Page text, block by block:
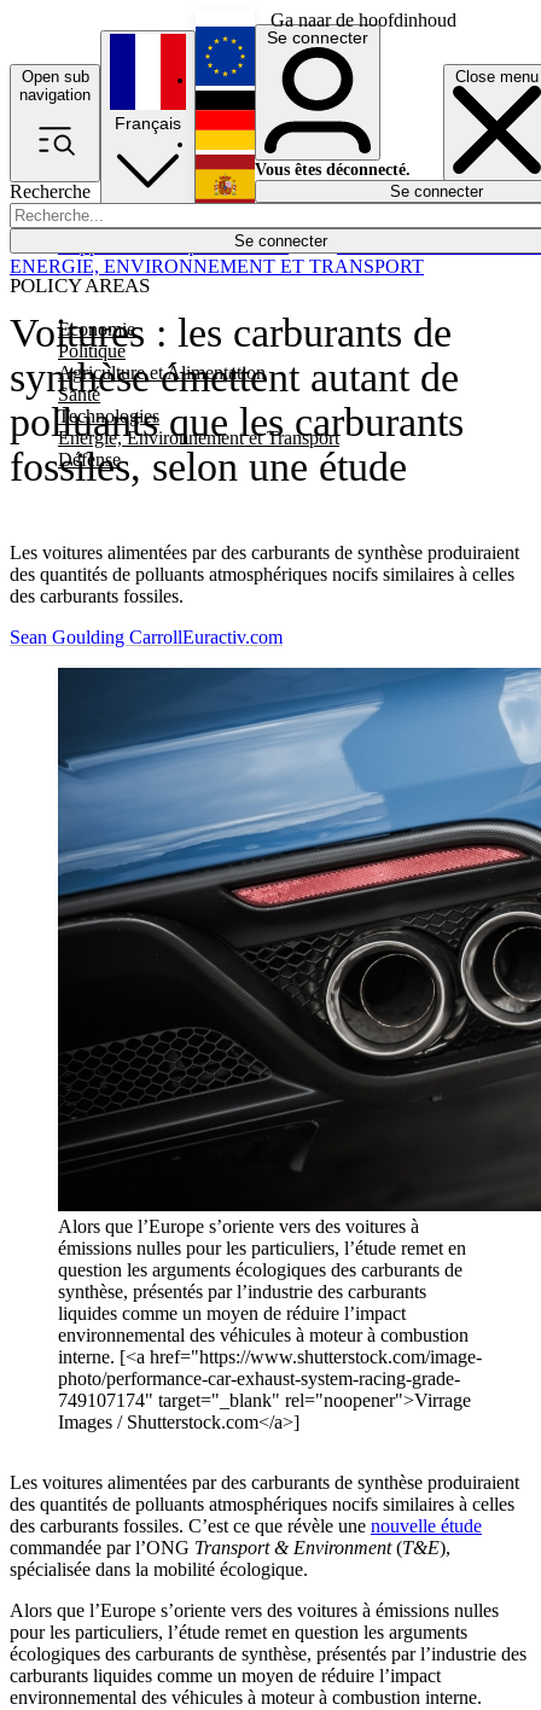
Ga naar de hoofdinhoud
Open sub
navigation
Close menu
Recherche
Se connecter
POLICY AREAS
Economie
Politique
Agriculture et Alimentation
Santé
Technologies
Energie, Environnement et Transport
Défense
Économie
Français
English
Deutsch
Español
Se connecter
Vous êtes déconnecté.
Se connecter
Voitures : les carburants de
synthèse émettent autant de
polluants que les carburants
fossiles, selon une étude
Les voitures alimentées par des carburants de synthèse produiraient
des quantités de polluants atmosphériques nocifs similaires à celles
des carburants fossiles.
ENERGIE, ENVIRONNEMENT ET TRANSPORT
Sean Goulding CarrollEuractiv.com
Alors que l’Europe s’oriente vers des voitures à
émissions nulles pour les particuliers, l’étude remet en
question les arguments écologiques des carburants de
synthèse, présentés par l’industrie des carburants
liquides comme un moyen de réduire l’impact
environnemental des véhicules à moteur à combustion
interne. [<a href="https://www.shutterstock.com/image-
photo/performance-car-exhaust-system-racing-grade-
749107174" target="_blank" rel="noopener">Virrage
Images / Shutterstock.com</a>]
Les voitures alimentées par des carburants de synthèse produiraient
des quantités de polluants atmosphériques nocifs similaires à celles
des carburants fossiles. C’est ce que révèle une nouvelle étude
commandée par l’ONG Transport & Environment(T&E),
spécialisée dans la mobilité écologique.
Alors que l’Europe s’oriente vers des voitures à émissions nulles
pour les particuliers, l’étude remet en question les arguments
écologiques des carburants de synthèse, présentés par l’industrie des
carburants liquides comme un moyen de réduire l’impact
environnemental des véhicules à moteur à combustion interne.